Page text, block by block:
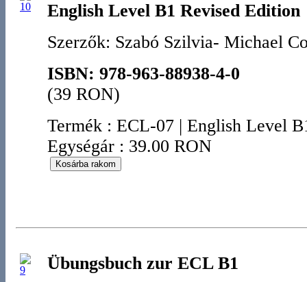
English Level B1 Revised Edition
Szerzők: Szabó Szilvia- Michael
ISBN: 978-963-88938-4-0
(39 RON)
Termék : ECL-07 | English Level
Egységár : 39.00 RON
Übungsbuch zur ECL B1